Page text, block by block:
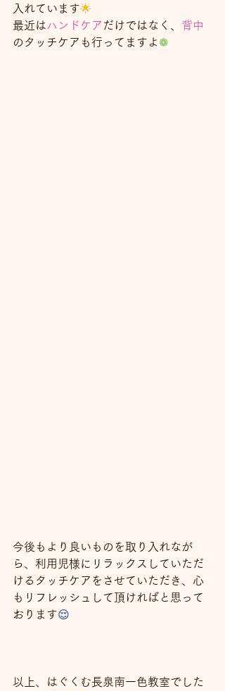
入れています🌟
最近は ハンドケア だけではなく、 背中
のタッチケアも行ってますよ❁
今後もより良いものを取り入れなが
ら、利用児様にリラックスしていただ
けるタッチケアをさせていただき、心
もリフレッシュして頂ければと思って
おります😌
以上、はぐくむ長泉南一色教室でした